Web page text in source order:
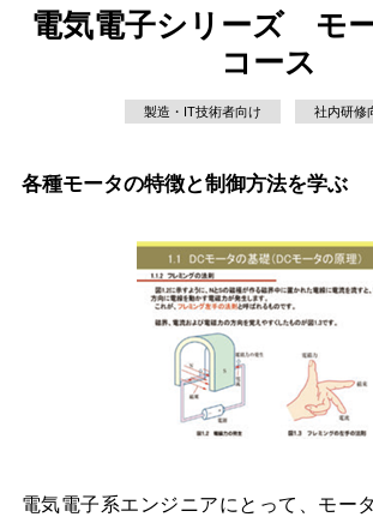
電気電子シリーズ モ
コース
製造・IT技術者向け 社内研修
各種モータの特徴と制御方法を学ぶ
電気電子系エンジニアにとって、モー